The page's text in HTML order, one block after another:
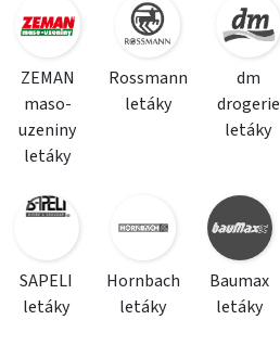
ZEMAN
maso-
uzeniny
letáky
Rossmann
letáky
dm
drogerie
letáky
SAPELI
letáky
Hornbach
letáky
Baumax
letáky